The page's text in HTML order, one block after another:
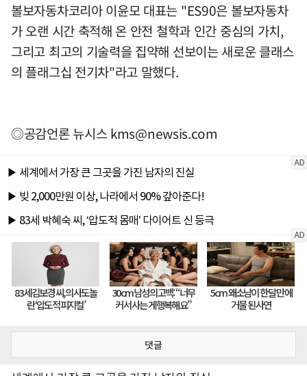
볼보자동차코리아 이윤모 대표는 "ES90은 볼보자동차
가 오랜 시간 축적해 온 안전 철학과 인간 중심의 가치,
그리고 최고의 기술력을 집약해 선보이는 새로운 클래스
의 플래그십 전기차"라고 말했다.
◎공감언론 뉴시스kms@newsis.com
댓글